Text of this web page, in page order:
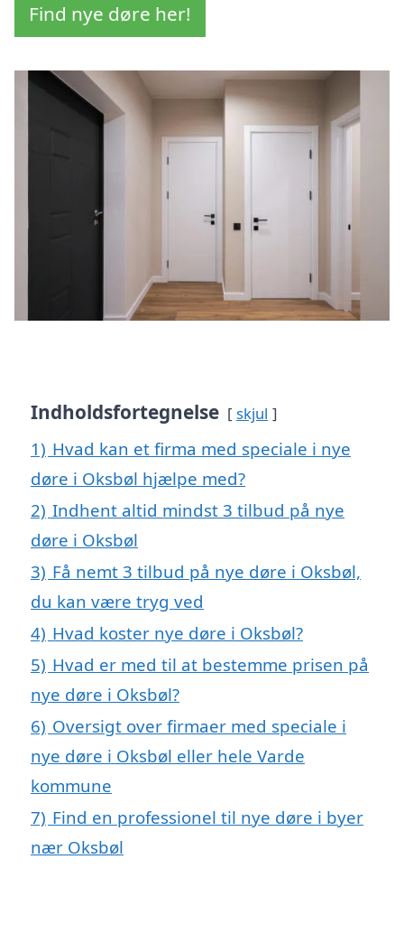
Find nye døre her!
Indholdsfortegnelse skjul
1) Hvad kan et firma med speciale i nye
døre i Oksbøl hjælpe med?
2) Indhent altid mindst 3 tilbud på nye
døre i Oksbøl
3) Få nemt 3 tilbud på nye døre i Oksbøl,
du kan være tryg ved
4) Hvad koster nye døre i Oksbøl?
5) Hvad er med til at bestemme prisen på
nye døre i Oksbøl?
6) Oversigt over firmaer med speciale i
nye døre i Oksbøl eller hele Varde
kommune
7) Find en professionel til nye døre i byer
nær Oksbøl